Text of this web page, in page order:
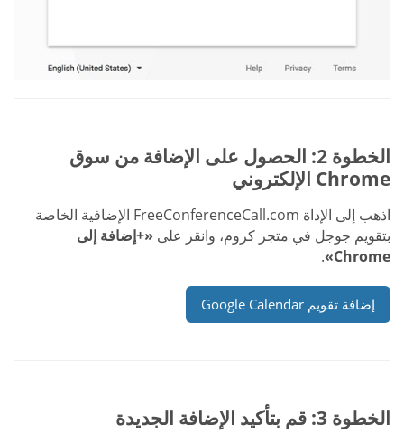
الخطوة 2: الحصول على الإضافة من سوق
Chrome الإلكتروني
اذهب إلى الإداة FreeConferenceCall.com الإضافية الخاصة
بتقويم جوجل في متجر كروم، وانقر على «+إضافة إلى
Chrome»
.
إضافة تقويم Google Calendar
الخطوة 3: قم بتأكيد الإضافة الجديدة